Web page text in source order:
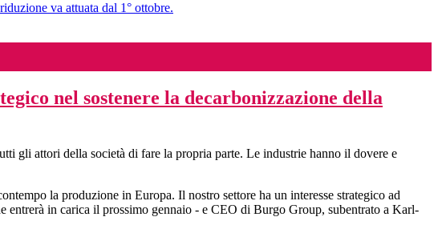
va attuata dal 1° ottobre.
nel sostenere la decarbonizzazione della
gli attori della società di fare la propria parte. Le industrie hanno il dovere e
la produzione in Europa. Il nostro settore ha un interesse strategico ad
entrerà in carica il prossimo gennaio - e CEO di Burgo Group, subentrato a Karl-